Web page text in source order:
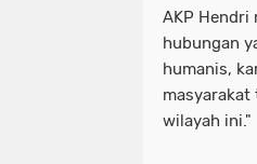
AKP Hendri
hubungan
humanis,
wilayah ini."